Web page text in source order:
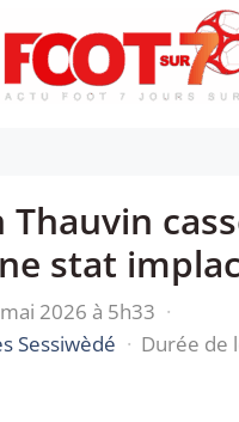
stat
2026 à 5h33 ·
Sessiwèdé · Durée de